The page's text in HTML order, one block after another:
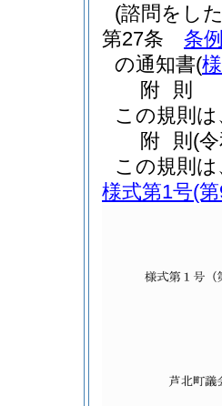
(諮問をし
第27条
条
の通知書(
附 則
この規則
附 則 (
この規則
様式第1号(